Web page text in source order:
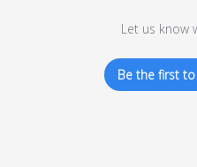
Let us know
Be the first